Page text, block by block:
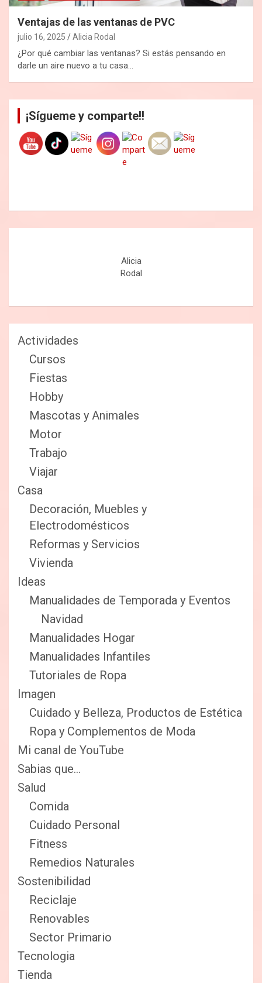
Ventajas de las ventanas de PVC
julio 16, 2025 Alicia Rodal
¿Por qué cambiar las ventanas? Si estás pensando en
darle un aire nuevo a tu casa…
¡Sígueme y comparte!!
Alicia
Rodal
Actividades
Cursos
Fiestas
Hobby
Mascotas y Animales
Motor
Trabajo
Viajar
Casa
Decoración, Muebles y
Electrodomésticos
Reformas y Servicios
Vivienda
Ideas
Manualidades de Temporada y Eventos
Navidad
Manualidades Hogar
Manualidades Infantiles
Tutoriales de Ropa
Imagen
Cuidado y Belleza, Productos de Estética
Ropa y Complementos de Moda
Mi canal de YouTube
Sabias que…
Salud
Comida
Cuidado Personal
Fitness
Remedios Naturales
Sostenibilidad
Reciclaje
Renovables
Sector Primario
Tecnologia
Tienda